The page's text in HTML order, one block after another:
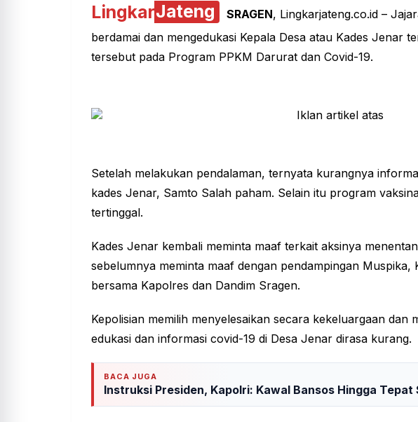
LingkarJateng SRAGEN, Lingkarjateng.co.id –
berdamai dan mengedukasi Kepala Desa atau Kades Jenar
tersebut pada Program PPKM Darurat dan Covid-19.
Setelah melakukan pendalaman, ternyata kurangnya
kades Jenar, Samto Salah paham. Selain itu program
tertinggal.
Kades Jenar kembali meminta maaf terkait aksinya
sebelumnya meminta maaf dengan pendampingan Muspika,
bersama Kapolres dan Dandim Sragen.
Kepolisian memilih menyelesaikan secara kekeluargaan dan
edukasi dan informasi covid-19 di Desa Jenar dirasa kurang.
BACA JUGA
Instruksi Presiden, Kapolri: Kawal Bansos Hingga Tepat